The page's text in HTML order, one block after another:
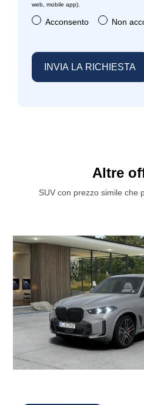
web, mobile app).
Acconsento Non
Altre
SUV con prezzo simile che